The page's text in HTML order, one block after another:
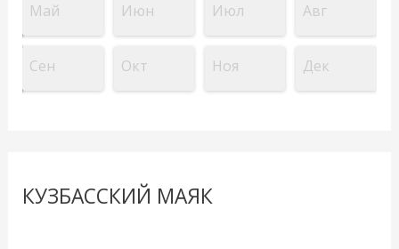
Май Июн Июл Авг
Сен Окт Ноя Дек
КУЗБАССКИЙ МАЯК